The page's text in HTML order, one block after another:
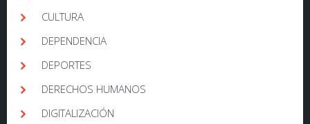
CULTURA
DEPENDENCIA
DEPORTES
DERECHOS HUMANOS
DIGITALIZACIÓN